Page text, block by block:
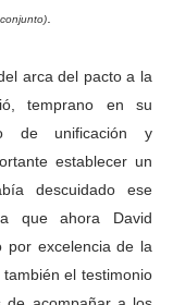
.
arca del pacto a la
temprano en su
de unificación y
establecer un
descuidado ese
que ahora David
por excelencia de la
el testimonio